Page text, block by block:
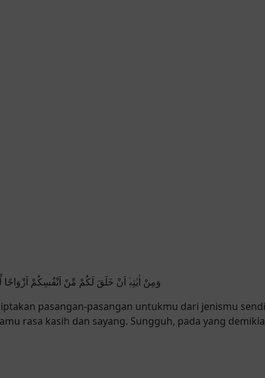
وَمِنْ اٰيٰتِهٖٓ اَنْ خَلَقَ لَكُمْ مِّنْ اَنْفُسِكُمْ
pasangan-pasangan untukmu dari jenismu
rasa kasih dan sayang. Sungguh, pada yang